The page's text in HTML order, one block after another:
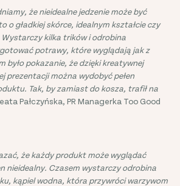
że nieidealne jedzenie może być
o gładkiej skórce, idealnym kształcie czy
kilka trików i odrobina
potrawy, które wyglądają jak z
było pokazanie, że dzięki kreatywnej
prezentacji można wydobyć pełen
Tak, by zamiast do kosza, trafił na
Pałczyńska, PR Managerka Too Good
że każdy produkt może wyglądać
nieidealny. Czasem wystarczy odrobina
kąpiel wodna, która przywróci warzywom